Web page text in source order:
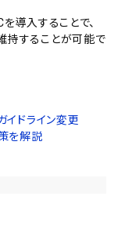
導入することで、
持することが可能で
ドライン変更
を解説